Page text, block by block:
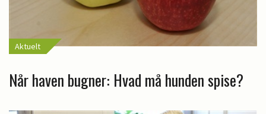
Aktuelt
Når haven bugner: Hvad må hunden spise?